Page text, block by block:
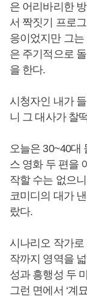
은 어리바리한
서 짝짓기 프로
응이었지만 그
은 주기적으로
을 한다.
시청자인 내가
니 그 대사가 찰
오늘은 30~40대
스 영화 두 편을
작할 수는 없으
코미디의 대가
랐다.
시나리오 작가로
작까지 영역을
성과 흥행성 두
그런 면에서 ‘계